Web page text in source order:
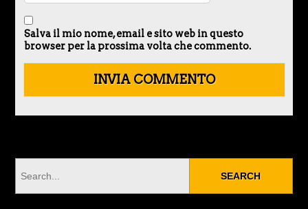
Salva il mio nome, email e sito web in questo
browser per la prossima volta che commento.